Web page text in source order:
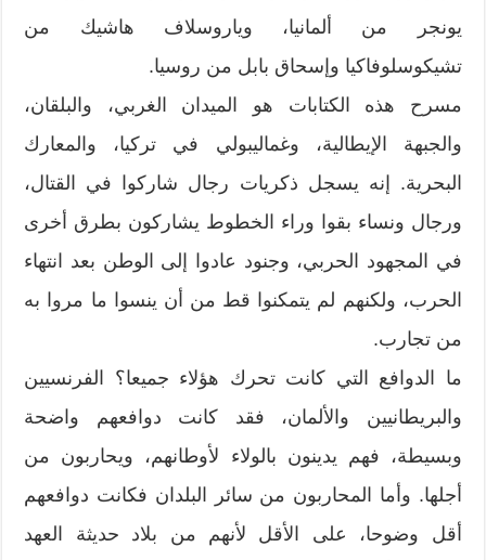
يونجر من ألمانيا، وياروسلاف هاشيك من
تشيكوسلوفاكيا وإسحاق بابل من روسيا.
مسرح هذه الكتابات هو الميدان الغربي، والبلقان،
والجبهة الإيطالية، وغماليبولي في تركيا، والمعارك
البحرية. إنه يسجل ذكريات رجال شاركوا في القتال،
ورجال ونساء بقوا وراء الخطوط يشاركون بطرق أخرى
في المجهود الحربي، وجنود عادوا إلى الوطن بعد انتهاء
الحرب، ولكنهم لم يتمكنوا قط من أن ينسوا ما مروا به
من تجارب.
ما الدوافع التي كانت تحرك هؤلاء جميعا؟ الفرنسيين
والبريطانيين والألمان، فقد كانت دوافعهم واضحة
وبسيطة، فهم يدينون بالولاء لأوطانهم، ويحاربون من
أجلها. وأما المحاربون من سائر البلدان فكانت دوافعهم
أقل وضوحا، على الأقل لأنهم من بلاد حديثة العهد